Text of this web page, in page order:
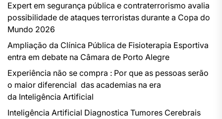
Expert em segurança pública e contraterrorismo avalia
possibilidade de ataques terroristas durante a Copa do
Mundo 2026
Ampliação da Clínica Pública de Fisioterapia Esportiva
entra em debate na Câmara de Porto Alegre
Experiência não se compra : Por que as pessoas serão
o maior diferencial das academias na era
da Inteligência Artificial
Inteligência Artificial Diagnostica Tumores Cerebrais